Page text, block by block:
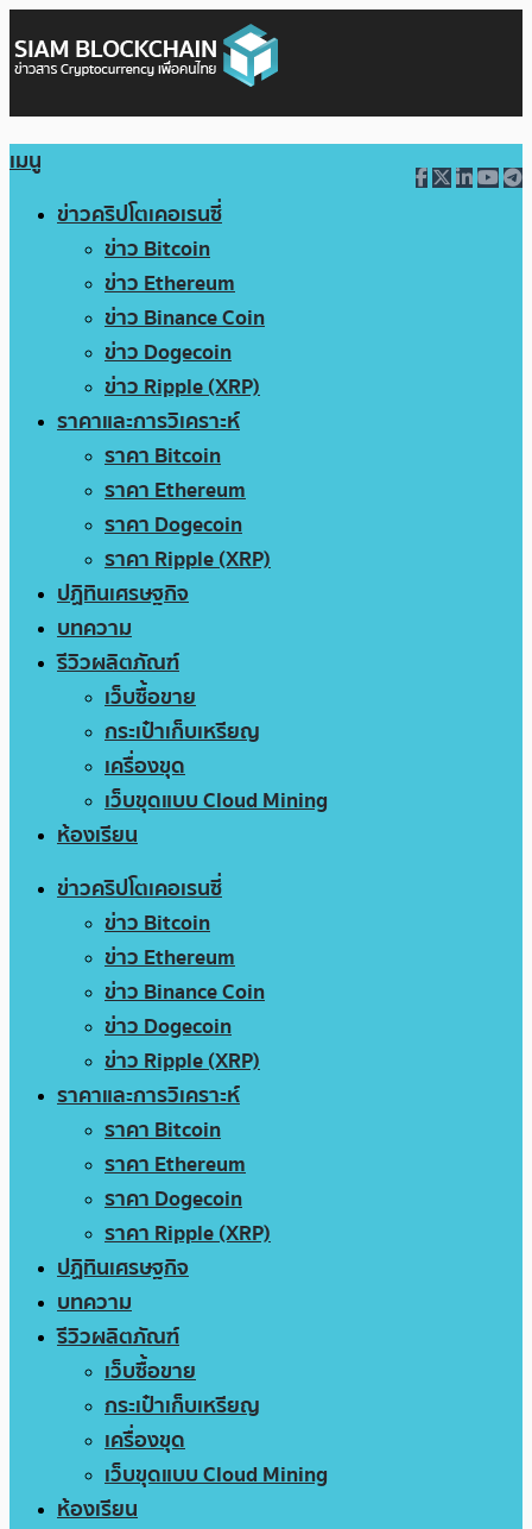
เมนู
ข่าวคริปโตเคอเรนซี่
ข่าว Bitcoin
ข่าว Ethereum
ข่าว Binance Coin
ข่าว Dogecoin
ข่าว Ripple (XRP)
ราคาและการวิเคราะห์
ราคา Bitcoin
ราคา Ethereum
ราคา Dogecoin
ราคา Ripple (XRP)
ปฏิทินเศรษฐกิจ
บทความ
รีวิวผลิตภัณฑ์
เว็บซื้อขาย
กระเป๋าเก็บเหรียญ
เครื่องขุด
เว็บขุดแบบ Cloud Mining
ห้องเรียน
ข่าวคริปโตเคอเรนซี่
ข่าว Bitcoin
ข่าว Ethereum
ข่าว Binance Coin
ข่าว Dogecoin
ข่าว Ripple (XRP)
ราคาและการวิเคราะห์
ราคา Bitcoin
ราคา Ethereum
ราคา Dogecoin
ราคา Ripple (XRP)
ปฏิทินเศรษฐกิจ
บทความ
รีวิวผลิตภัณฑ์
เว็บซื้อขาย
กระเป๋าเก็บเหรียญ
เครื่องขุด
เว็บขุดแบบ Cloud Mining
ห้องเรียน